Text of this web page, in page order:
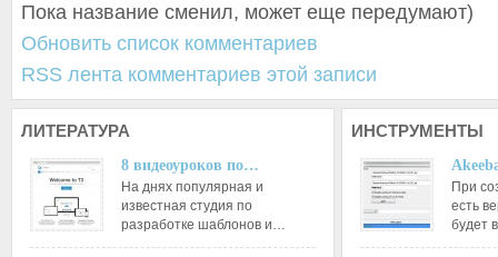
Пока название сменил, может еще передумают)
Обновить список комментариев
RSS лента комментариев этой записи
ЛИТЕРАТУРА
8 видеоуроков по…
На днях популярная и
известная студия по
разработке шаблонов и…
ИНСТРУМЕНТЫ
При
есть
будет